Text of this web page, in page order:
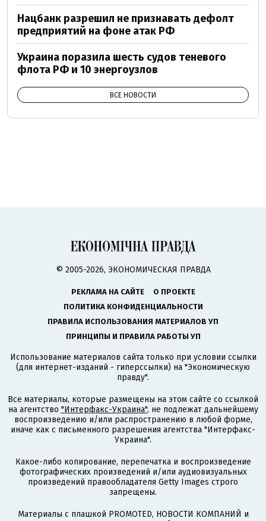
Нацбанк разрешил не признавать дефолт
предприятий на фоне атак РФ
Украина поразила шесть судов теневого
флота РФ и 10 энергоузлов
ВСЕ НОВОСТИ
© 2005-2026, ЭКОНОМИЧЕСКАЯ ПРАВДА
РЕКЛАМА НА САЙТЕ
О ПРОЕКТЕ
ПОЛИТИКА КОНФИДЕНЦИАЛЬНОСТИ
ПРАВИЛА ИСПОЛЬЗОВАНИЯ МАТЕРИАЛОВ УП
ПРИНЦИПЫ И ПРАВИЛА РАБОТЫ УП
Использование материалов сайта только при условии ссылки
(для интернет-изданий - гиперссылки) на "Экономическую
правду".
Все материалы, которые размещены на этом сайте со ссылкой
на агентство "Интерфакс-Украина", не подлежат дальнейшему
воспроизведению и/или распространению в любой форме,
иначе как с письменного разрешения агентства "Интерфакс-
Украина".
Какое-либо копирование, перепечатка и воспроизведение
фотографических произведений и/или аудиовизуальных
произведений правообладателя Getty Images строго
запрещены.
Материалы с плашкой PROMOTED, НОВОСТИ КОМПАНИЙ и